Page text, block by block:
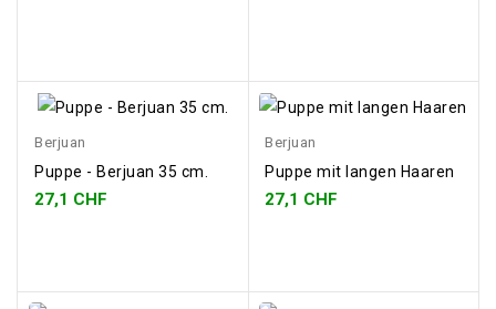
Berjuan
Puppe - Berjuan 35 cm.
27,1 CHF
Berjuan
Puppe mit langen Haaren
27,1 CHF